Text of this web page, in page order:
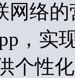
网络
，实
个性